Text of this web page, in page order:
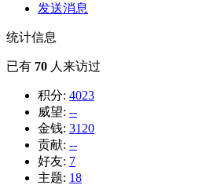
发送消息
统计信息
已有 70 人来访过
积分: 4023
威望: --
金钱: 3120
贡献: --
好友: 7
主题: 18